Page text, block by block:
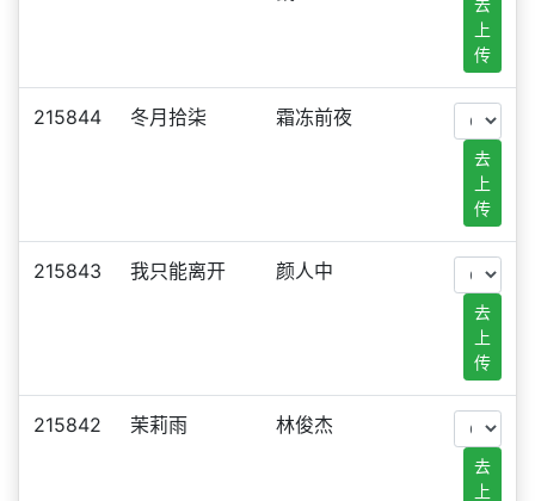
去
上
传
215844 冬月拾柒 霜冻前夜
去
上
传
215843 我只能离开 颜人中
去
上
传
215842 茉莉雨 林俊杰
去
上